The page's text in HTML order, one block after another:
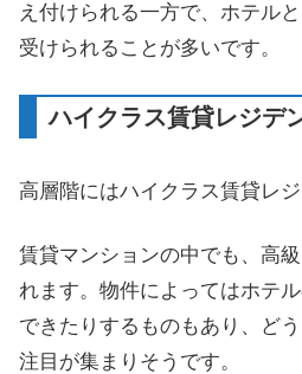
え付けられる一方で、ホテル
受けられることが多いです。
ハイクラス賃貸レジデ
高層階にはハイクラス賃貸レ
賃貸マンションの中でも、高
れます。物件によってはホテ
できたりするものもあり、ど
注目が集まりそうです。